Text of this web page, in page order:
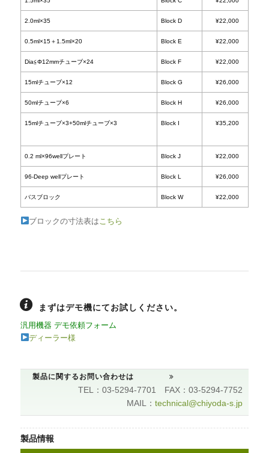
0.5ml×54 Block B
ブロックの寸法表は こちら
まずはデモ機にてお試しください。
汎用機器 デモ依頼フォーム
ディーラー様
製品に関するお問い合わせは
TEL：03-5294-7701 FAX：03-5294-7752
MAIL：technical@chiyoda-s.jp
製品情報